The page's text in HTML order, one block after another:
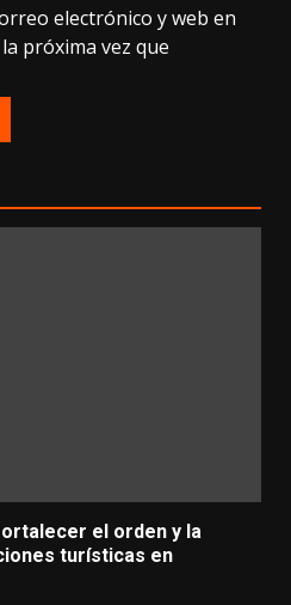
electrónico y web en
próxima vez que
el orden y la
turísticas en